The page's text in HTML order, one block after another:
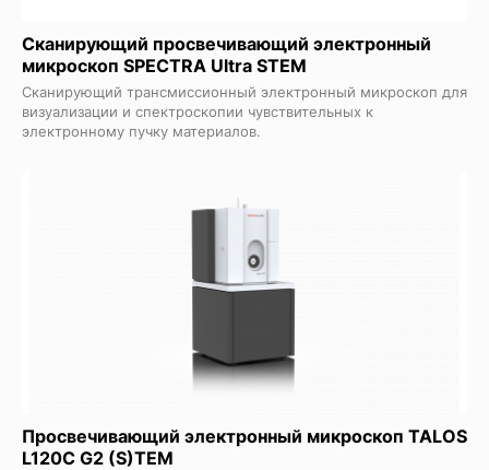
Сканирующий просвечивающий электронный
микроскоп SPECTRA Ultra STEM
Сканирующий трансмиссионный электронный микроскоп для
визуализации и спектроскопии чувствительных к
электронному пучку материалов.
Просвечивающий электронный микроскоп TALOS
L120C G2 (S)TEM